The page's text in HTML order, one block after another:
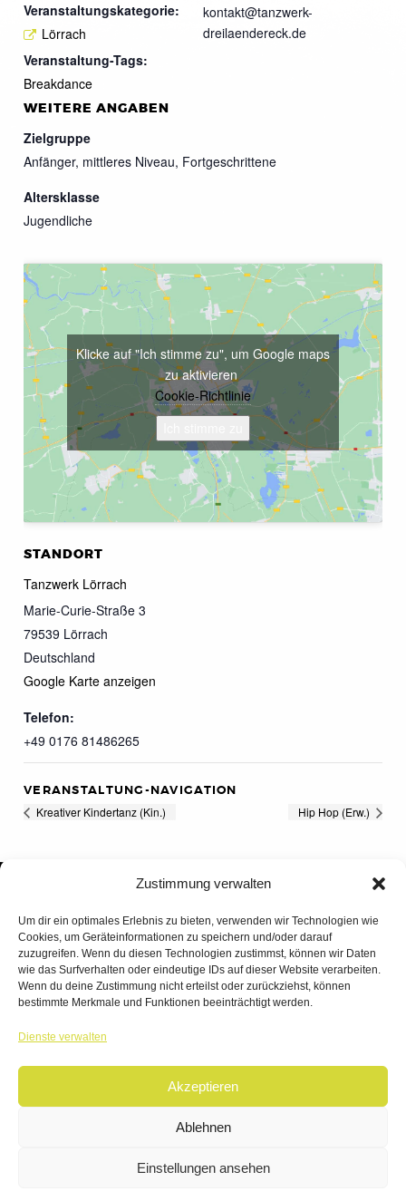
Zustimmung verwalten
Um dir ein optimales Erlebnis zu bieten, verwenden wir Technologien wie
Cookies, um Geräteinformationen zu speichern und/oder darauf
zuzugreifen. Wenn du diesen Technologien zustimmst, können wir Daten
wie das Surfverhalten oder eindeutige IDs auf dieser Website verarbeiten.
Wenn du deine Zustimmung nicht erteilst oder zurückziehst, können
bestimmte Merkmale und Funktionen beeinträchtigt werden.
Dienste verwalten
Akzeptieren
Ablehnen
Einstellungen ansehen
Veranstaltungskategorie:
Lörrach
Veranstaltung-Tags:
Breakdance
kontakt@tanzwerk-
dreilaendereck.de
WEITERE ANGABEN
Zielgruppe
Anfänger, mittleres Niveau, Fortgeschrittene
Altersklasse
Jugendliche
STANDORT
Tanzwerk Lörrach
Marie-Curie-Straße 3
79539 Lörrach
Deutschland
Google Karte anzeigen
Telefon:
+49 0176 81486265
Klicke auf "Ich stimme zu", um Google maps
zu aktivieren
Cookie-Richtlinie
VERANSTALTUNG-NAVIGATION
Kreativer Kindertanz (Kin.) Hip Hop (Erw.)
© 2026 | TANZWERK
DATENSCHUTZ